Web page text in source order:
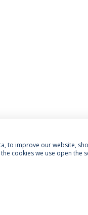
to improve our website,
cookies we use open the